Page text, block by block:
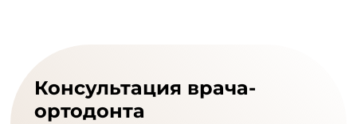
Консультация врача-
ортодонта